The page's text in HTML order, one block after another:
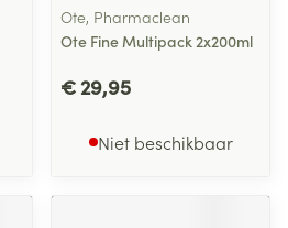
Ote, Pharmaclean
Ote Fine Multipack 2x200ml
€ 29,95
Niet beschikbaar